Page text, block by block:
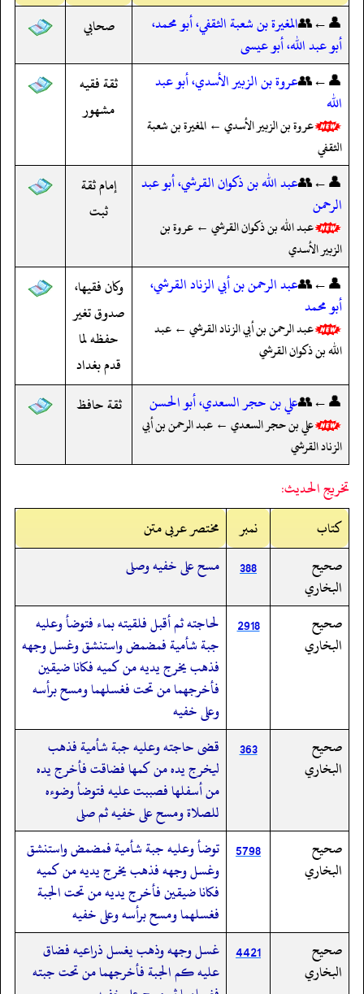
👤←👥المغيرة بن شعبة الثقفي، أبو محمد،
أبو عبد الله، أبو عيسى
صحابي
👤←👥عروة بن الزبير الأسدي، أبو عبد
الله
عروة بن الزبير الأسدي ← المغيرة بن شعبة
الثقفي
ثقة فقيه
مشهور
👤←👥عبد الله بن ذكوان القرشي، أبو عبد
الرحمن
عبد الله بن ذكوان القرشي ← عروة بن
الزبير الأسدي
إمام ثقة
ثبت
👤←👥عبد الرحمن بن أبي الزناد القرشي،
أبو محمد
عبد الرحمن بن أبي الزناد القرشي ← عبد
الله بن ذكوان القرشي
وكان فقيها،
صدوق تغير
حفظه لما
قدم بغداد
👤←👥علي بن حجر السعدي، أبو الحسن
علي بن حجر السعدي ← عبد الرحمن بن أبي
الزناد القرشي
ثقة حافظ
تخريج الحديث:
کتاب
نمبر
مختصر عربی متن
صحيح
البخاري
388 مسح على خفيه وصلى
صحيح
البخاري
2918
لحاجته ثم أقبل فلقيته بماء فتوضأ وعليه
جبة شأمية فمضمض واستنشق وغسل وجهه
فذهب يخرج يديه من كميه فكانا ضيقين
فأخرجهما من تحت فغسلهما ومسح برأسه
وعلى خفيه
صحيح
البخاري
363
قضى حاجته وعليه جبة شأمية فذهب
ليخرج يده من كمها فضاقت فأخرج يده
من أسفلها فصببت عليه فتوضأ وضوءه
للصلاة ومسح على خفيه ثم صلى
صحيح
البخاري
5798
توضأ وعليه جبة شأمية فمضمض واستنشق
وغسل وجهه فذهب يخرج يديه من كميه
فكانا ضيقين فأخرج يديه من تحت الجبة
فغسلهما ومسح برأسه وعلى خفيه
صحيح
البخاري
4421
غسل وجهه وذهب يغسل ذراعيه فضاق
عليه كم الجبة فأخرجهما من تحت جبته